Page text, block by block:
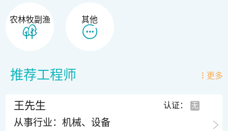
农林牧副渔 其他
推荐工程师 更多
王先生 认证：
从事行业：机械、设备